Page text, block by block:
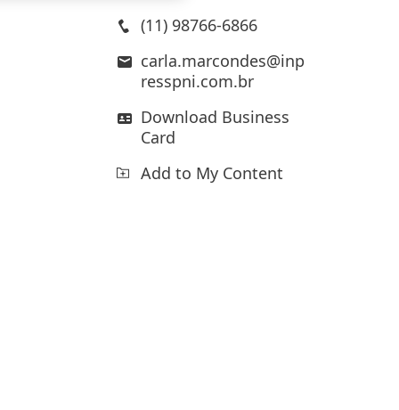
(11) 98766-6866
carla.marcondes@inp
resspni.com.br
Download Business
Card
Add to My Content